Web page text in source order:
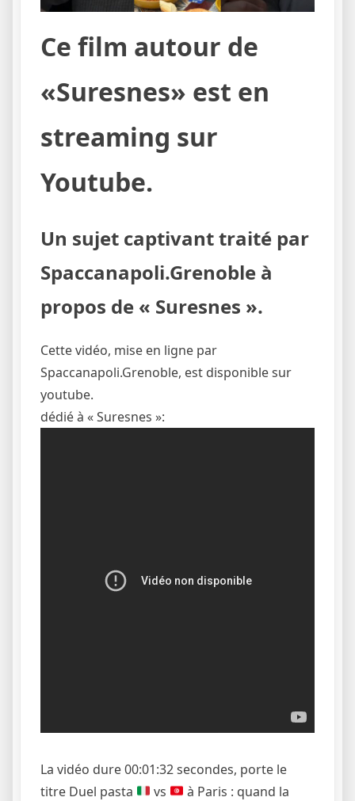
Ce film autour de
«Suresnes» est en
streaming sur
Youtube.
Un sujet captivant traité par
Spaccanapoli.Grenoble à
propos de « Suresnes ».
Cette vidéo, mise en ligne par
Spaccanapoli.Grenoble, est disponible sur
youtube.
dédié à « Suresnes »:
La vidéo dure 00:01:32 secondes, porte le
titre Duel pasta
vs
à Paris : quand la